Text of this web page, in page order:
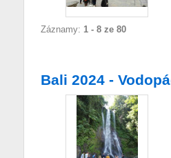
Záznamy: 1 - 8 ze 80
Bali 2024 -